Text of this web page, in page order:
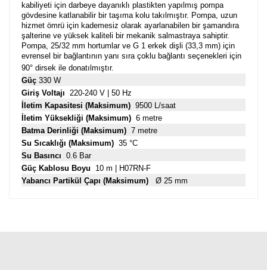
kabiliyeti için darbeye dayanıklı plastikten yapılmış pompa
gövdesine katlanabilir bir taşıma kolu takılmıştır. Pompa, uzun
hizmet ömrü için kademesiz olarak ayarlanabilen bir şamandıra
şalterine ve yüksek kaliteli bir mekanik salmastraya sahiptir.
Pompa, 25/32 mm hortumlar ve G 1 erkek dişli (33,3 mm) için
evrensel bir bağlantının yanı sıra çoklu bağlantı seçenekleri için
90° dirsek ile donatılmıştır.
Güç 330 W
Giriş Voltajı 220-240 V | 50 Hz
İletim Kapasitesi (Maksimum) 9500 L/saat
İletim Yüksekliği (Maksimum) 6 metre
Batma Derinliği (Maksimum) 7 metre
Su Sıcaklığı (Maksimum) 35 °C
Su Basıncı 0.6 Bar
Güç Kablosu Boyu 10 m | H07RN-F
Yabancı Partikül Çapı (Maksimum) Ø 25 mm